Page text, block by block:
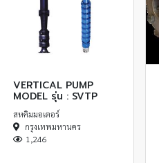
VERTICAL PUMP
MODEL รุ่น : SVTP
สหคิมมอเตอร์
กรุงเทพมหานคร
1,246